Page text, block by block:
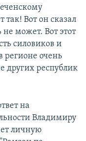
так! Вот он сказал
не может. Вот этот
силовиков и
регионе очень
других республик
на
Владимиру
личную